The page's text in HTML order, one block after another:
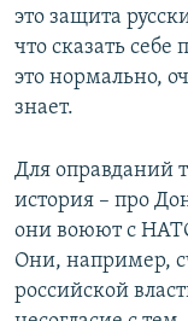
это защита
что сказать себе
это нормально,
знает.
Для оправданий
история – про
они воюют с
Они, например,
российской